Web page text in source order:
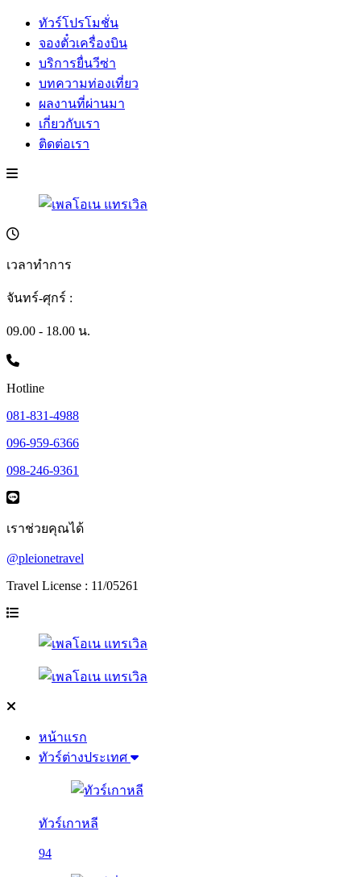
ทัวร์โปรโมชั่น
จองตั๋วเครื่องบิน
บริการยื่นวีซ่า
บทความท่องเที่ยว
ผลงานที่ผ่านมา
เกี่ยวกับเรา
ติดต่อเรา
เวลาทำการ
จันทร์-ศุกร์ :
09.00 - 18.00 น.
Hotline
081-831-4988
096-959-6366
098-246-9361
เราช่วยคุณได้
@pleionetravel
Travel License : 11/05261
หน้าแรก
ทัวร์ต่างประเทศ
ทัวร์เกาหลี
94